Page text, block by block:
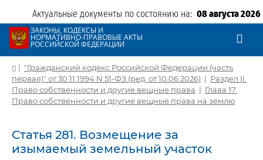
Актуальные документы по состоянию на: 08 августа 2026
ЗАКОНЫ, КОДЕКСЫ И
НОРМАТИВНО-ПРАВОВЫЕ АКТЫ
РОССИЙСКОЙ ФЕДЕРАЦИИ
| "Гражданский кодекс Российской Федерации (часть
первая)" от 30.11.1994 N 51-ФЗ (ред. от 10.06.2026) | Раздел II.
Право собственности и другие вещные права | Глава 17.
Право собственности и другие вещные права на землю
Статья 281. Возмещение за
изымаемый земельный участок